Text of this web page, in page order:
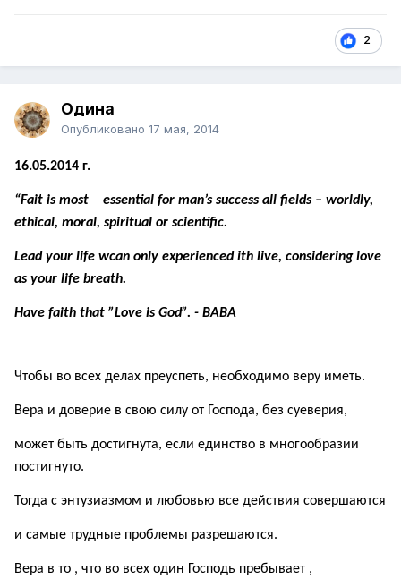
2
Одина
Опубликовано 17 мая, 2014
16.05.2014 г.
“Fait is most essential for man’s success all fields – worldly,
ethical, moral, spiritual or scientific.
Lead your life wcan only experienced ith live, considering love
as your life breath.
Have faith that ”Love is God”. - ВАВА
Чтобы во всех делах преуспеть, необходимо веру иметь.
Вера и доверие в свою силу от Господа, без суеверия,
может быть достигнута, если единство в многообразии
постигнуто.
Тогда с энтузиазмом и любовью все действия совершаются
и самые трудные проблемы разрешаются.
Вера в то , что во всех один Господь пребывает ,